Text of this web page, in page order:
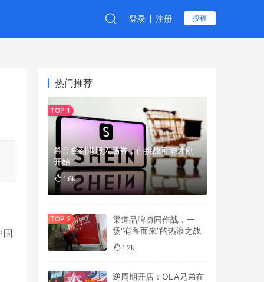
登录 注册 投稿
国
热门推荐
希音拿到港股入场券，但挑战可能才刚
开始
1.6k
渠道品牌协同作战，一
场“有备而来”的热浪之战
1.2k
逆周期开店：OLA兄弟在